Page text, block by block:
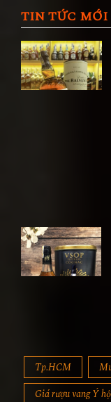
TIN TỨC MỚI
Tp.HCM
Giá rượu vang Ý